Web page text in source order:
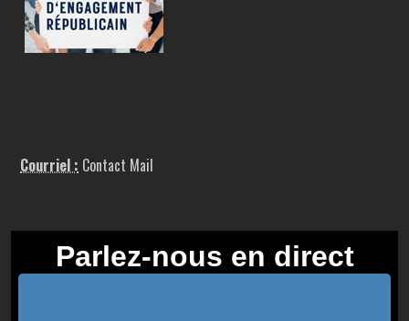
Courriel : Contact Mail